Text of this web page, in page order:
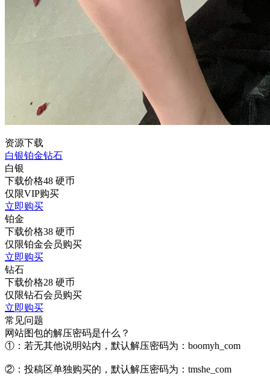
资源下载
白银铂金钻石
白银
下载价格48 硬币
仅限VIP购买
立即购买
铂金
下载价格38 硬币
仅限铂金会员购买
立即购买
钻石
下载价格28 硬币
仅限钻石会员购买
立即购买
常见问题
网站图包的解压密码是什么？
①：若无其他说明站内，默认解压密码为：boomyh_com
②：投稿区单独购买的，默认解压密码为：tmshe_com